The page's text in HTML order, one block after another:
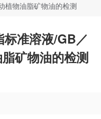
植物油脂矿物油的检测
准溶液/GB／
矿物油的检测